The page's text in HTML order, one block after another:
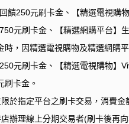
饋250元刷卡金、【精選電視購
元刷卡金、【精選網購平台】
時，因精選電視購物及精選網購
元刷卡金、【精選電視購物】
刷卡金。
於指定平台之刷卡交易，消費
辦理線上分期交易者(刷卡後再